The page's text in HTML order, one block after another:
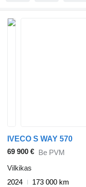
IVECO S WAY 570
69 900 € Be PVM
Vilkikas
2024
173 000 km